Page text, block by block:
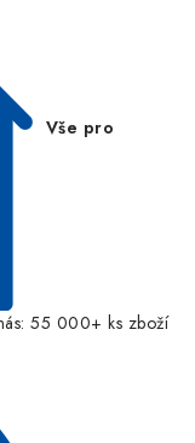
Vše pro
55 000+ ks zboží